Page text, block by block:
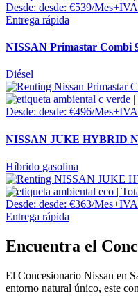
Desde: desde: €539/Mes+IVA
Entrega rápida
NISSAN Primastar Combi
Diésel
Desde: desde: €496/Mes+IVA
NISSAN JUKE HYBRID
Híbrido gasolina
Desde: desde: €363/Mes+IVA
Entrega rápida
Encuentra el
El Concesionario Nissan en
entorno natural único, este